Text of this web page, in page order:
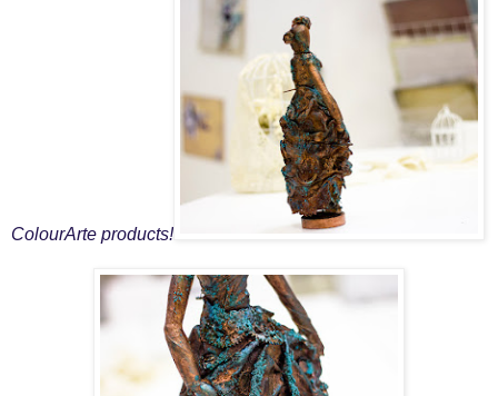
ColourArte products!